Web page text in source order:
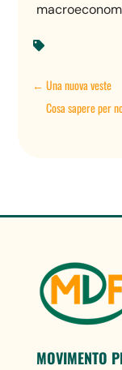

←Una nuova veste
Cosa sapere per
MOVIMENTO